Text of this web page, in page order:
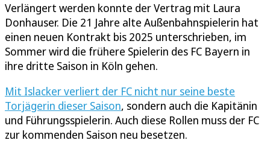
Verlängert werden konnte der Vertrag mit Laura
Donhauser. Die 21 Jahre alte Außenbahnspielerin hat
einen neuen Kontrakt bis 2025 unterschrieben, im
Sommer wird die frühere Spielerin des FC Bayern in
ihre dritte Saison in Köln gehen.
Mit Islacker verliert der FC nicht nur seine beste
Torjägerin dieser Saison, sondern auch die Kapitänin
und Führungsspielerin. Auch diese Rollen muss der FC
zur kommenden Saison neu besetzen.